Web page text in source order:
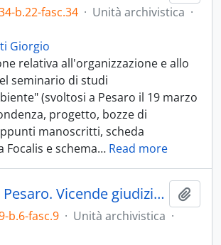
b.22-fasc.34 · Unità archivistica ·
Giorgio
relativa all'organizzazione e allo
seminario di studi
(svoltosi a Pesaro il 19 marzo
progetto, bozze di
manoscritti, scheda
Focalis e schema… Read more
[Comune di Pesaro. Vicende giudiziarie legate al progetto del nuovo palazzetto dello sport]
b.6-fasc.9 · Unità archivistica ·